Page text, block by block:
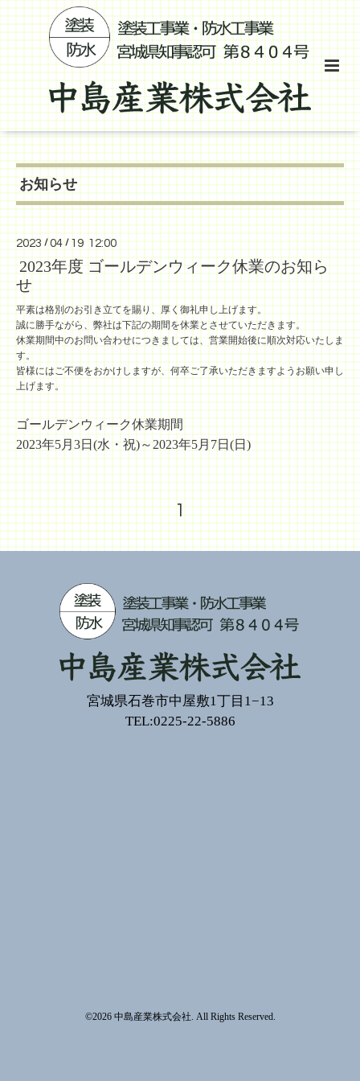
お知らせ
2023 /04 / 19 12:00
2023年度 ゴールデンウィーク休業のお知ら
せ
平素は格別のお引き立てを賜り、厚く御礼申し上げます。
誠に勝手ながら、弊社は下記の期間を休業とさせていただきます。
休業期間中のお問い合わせにつきましては、営業開始後に順次対応いたしま
す。
皆様にはご不便をおかけしますが、何卒ご了承いただきますようお願い申し
上げます。
ゴールデンウィーク休業期間
2023年5月3日(水・祝)～2023年5月7日(日)
1
宮城県石巻市中屋敷1丁目1−13
TEL:0225-22-5886
©2026 中島産業株式会社. All Rights Reserved.